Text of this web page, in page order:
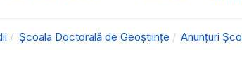
Școala Doctorală de Geoștiințe Anunțuri